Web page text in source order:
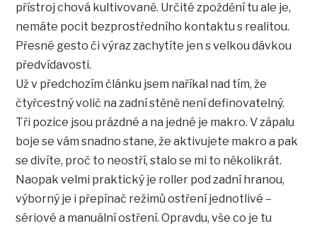
přístroj chová kultivovaně. Určité zpoždění tu ale je,
nemáte pocit bezprostředního kontaktu s realitou.
Přesné gesto či výraz zachytíte jen s velkou dávkou
předvídavosti.
Už v předchozím článku jsem naříkal nad tím, že
čtyřcestný volič na zadní stěně není definovatelný.
Tři pozice jsou prázdné a na jedné je makro. V zápalu
boje se vám snadno stane, že aktivujete makro a pak
se divíte, proč to neostří, stalo se mi to několikrát.
Naopak velmi praktický je roller pod zadní hranou,
výborný je i přepínač režimů ostření jednotlivé –
sériové a manuální ostření. Opravdu, vše co je tu